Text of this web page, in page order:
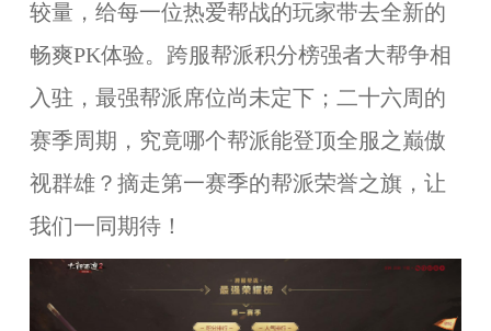
较量，给每一位热爱帮战的玩家带去全新的
畅爽PK体验。跨服帮派积分榜强者大帮争相
入驻，最强帮派席位尚未定下；二十六周的
赛季周期，究竟哪个帮派能登顶全服之巅傲
视群雄？摘走第一赛季的帮派荣誉之旗，让
我们一同期待！